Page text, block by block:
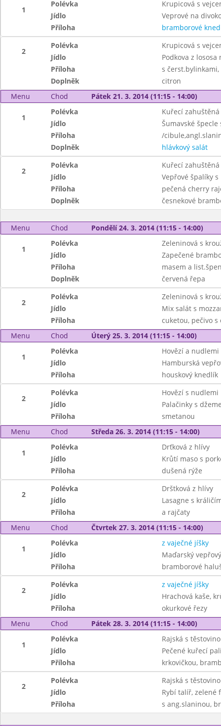
1
Polévka
Krupicová s
Jídlo
Veprové na
Příloha
bramborové
2
Polévka
Krupicová s
Jídlo
Podkova z lososa
Příloha
s
Doplněk
citron
Menu
Chod Pátek 21. 3. 2014 (11:15 - 14:00)
1
Polévka
Kuřecí
Jídlo
Šumavské špecle
Příloha
/
Doplněk
hlávkový salát
2
Polévka
Kuřecí
Jídlo
Vepřové špalíky
Příloha
pečená cherry
Doplněk
česnekové
Menu Chod Pondělí 24. 3. 2014 (11:15 - 14:00)
1
Polévka
Zeleninová s
Jídlo
Zapečené
Příloha
masem a
Doplněk
červená řepa
2
Polévka
Zeleninová s
Jídlo
Mix salát s
Příloha
cuketou, pečivo s
Menu
Chod Úterý 25. 3. 2014 (11:15 - 14:00)
1
Polévka
Hovězí a nudlemi
Jídlo
Hamburská
Příloha
houskový knedlík
2
Polévka
Hovězí s nudlemi
Jídlo
Palačinky s
Příloha
smetanou
Menu
Chod Středa 26. 3. 2014 (11:15 - 14:00)
1
Polévka
Drťková z hlívy
Jídlo
Krůtí maso s
Příloha
dušená rýže
2
Polévka
Drštková z hlívy
Jídlo
Lasagne s
Příloha
a rajčaty
Menu
Chod Čtvrtek 27. 3. 2014 (11:15 - 14:00)
1
Polévka
z vaječné jíšky
Jídlo
Maďarský
Příloha
bramborové
2
Polévka
z vaječné jíšky
Jídlo
Hrachová kaše,
Příloha
okurkové řezy
Menu
Chod Pátek 28. 3. 2014 (11:15 - 14:00)
1
Polévka
Rajská s
Jídlo
Pečené kuřecí
Příloha
krkovičkou,
2
Polévka
Rajská s
Jídlo
Rybí talíř, zelené
Příloha
s ang.slaninou,